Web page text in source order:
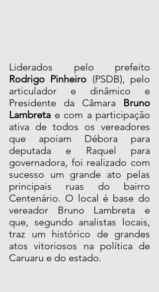
Rodrigo Pinheiro (PSDB), pelo
articulador e dinâmico e
Presidente da Câmara Bruno
Lambreta e com a participação
ativa de todos os vereadores
que apoiam Débora para
deputada e Raquel para
governadora, foi realizado com
sucesso um grande ato pelas
principais ruas do bairro
Centenário. O local é base do
vereador Bruno Lambreta e
que, segundo analistas locais,
traz um histórico de grandes
atos vitoriosos na política de
Caruaru e do estado.